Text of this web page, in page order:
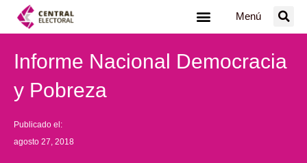
Menú
Informe Nacional Democracia
y Pobreza
Publicado el:
agosto 27, 2018